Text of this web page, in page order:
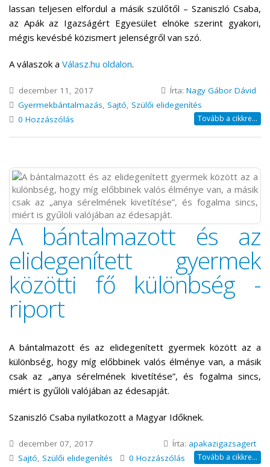
lassan teljesen elfordul a másik szülőtől – Szaniszló Csaba,
az Apák az Igazságért Egyesület elnöke szerint gyakori,
mégis kevésbé közismert jelenségről van szó.
A válaszok a Válasz.hu oldalon.
december 11, 2017 Írta: Nagy Gábor Dávid
Gyermekbántalmazás, Sajtó, Szülői elidegenítés
0 Hozzászólás
Tovább a cikkre...
A bántalmazott és az
elidegenített gyermek
közötti fő különbség -
riport
A bántalmazott és az elidegenített gyermek között az a
különbség, hogy míg előbbinek valós élménye van, a másik
csak az „anya sérelmének kivetítése”, és fogalma sincs,
miért is gyűlöli valójában az édesapját.
Szaniszló Csaba nyilatkozott a Magyar Időknek.
december 07, 2017 Írta: apakazigazsagert
Sajtó, Szülői elidegenítés 0 Hozzászólás Tovább a cikkre...